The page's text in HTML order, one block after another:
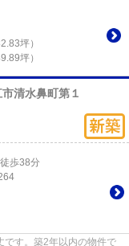
坪）
坪）
清水鼻町第１
徒歩38分
です。築2年以内の物件で